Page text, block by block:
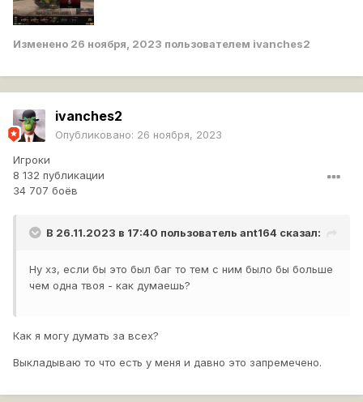
Изменено 26 ноября, 2023 пользователем ivanches2
ivanches2
Опубликовано: 26 ноября, 2023
Игроки
8 132 публикации
34 707 боёв
В 26.11.2023 в 17:40 пользователь ant164 сказал:
Ну хз, если бы это был баг то тем с ним было бы больше
чем одна твоя - как думаешь?
Как я могу думать за всех?
Выкладываю то что есть у меня и давно это запремечено.